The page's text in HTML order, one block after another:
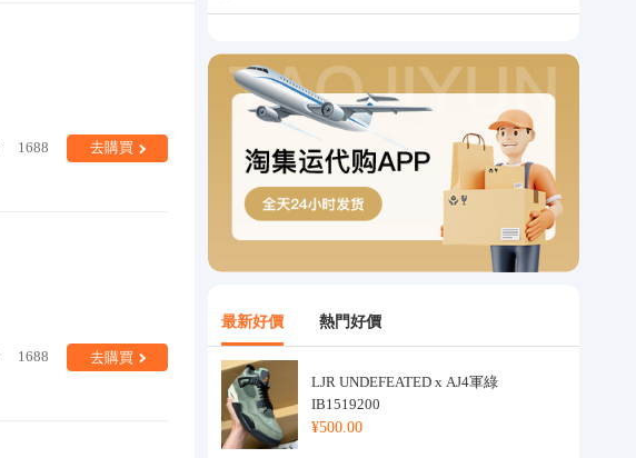
1688 去購買
1688 去購買
最新好價 熱門好價
LJR UNDEFEATED x AJ4軍綠
IB1519200
¥500.00